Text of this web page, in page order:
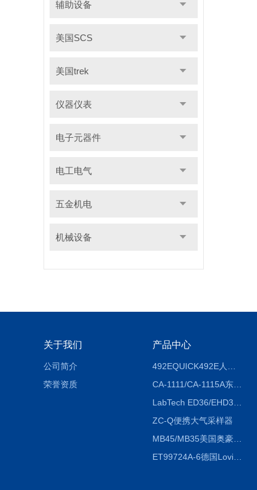
辅助设备
美国SCS
美国trek
仪器仪表
电子元器件
电工电气
五金机电
机械设备
关于我们
公司简介
荣誉资质
产品中心
CA-1111/CA-1115A东京理化EYELA CA-1111/CA-1115A冷却水循环装置
ZC-Q便携大气采样器
MB45/MB35美国奥豪斯OHAUS MB45/MB35卤素红外水分测定仪
ET99724A-6德国Lovibond ET99724A-6微电脑BOD测定仪